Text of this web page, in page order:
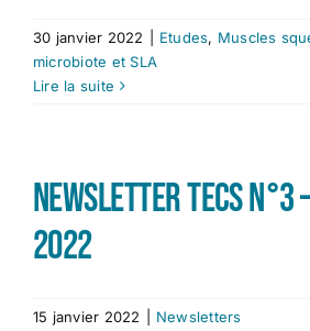
30 janvier 2022 Etudes, Muscles
microbiote et SLA
Lire la suite
Newsletter TECS n°3
2022
15 janvier 2022
Newsletters